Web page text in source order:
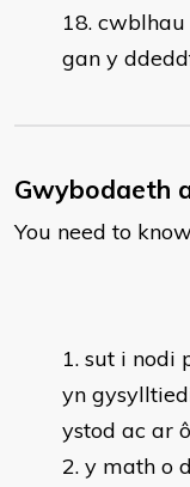
cwblhau
gan y
Gwybodaeth
You need to
sut i nodi
yn
ystod ac ar
y math o